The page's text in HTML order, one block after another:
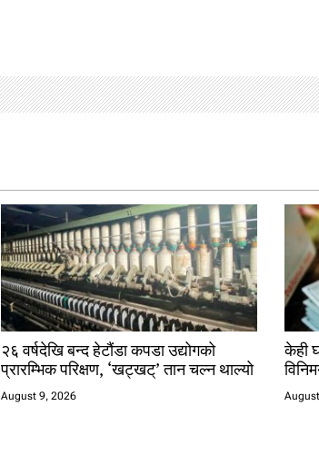
२६ वर्षदेखि बन्द हेटौंडा कपडा उद्योगको
प्रारम्भिक परिक्षण, ‘खट्खट्’ तान चल्न थाल्यो
August 9, 2026
केही